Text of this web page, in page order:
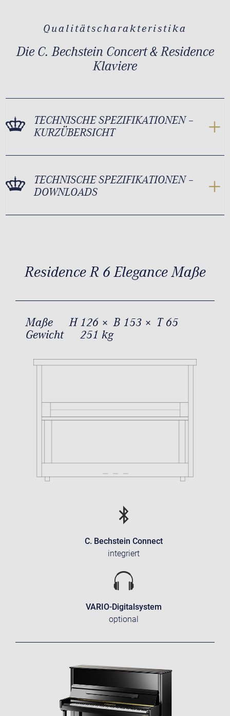
Qualitätscharakteristika
Die C. Bechstein Concert & Residence
Klaviere
TECHNISCHE SPEZIFIKATIONEN –
KURZÜBERSICHT
TECHNISCHE SPEZIFIKATIONEN –
DOWNLOADS
Residence R 6 Elegance Maße
Maße
H 126 × B 153 × T 65
Gewicht
251 kg
C. Bechstein Connect
integriert
VARIO-Digitalsystem
optional